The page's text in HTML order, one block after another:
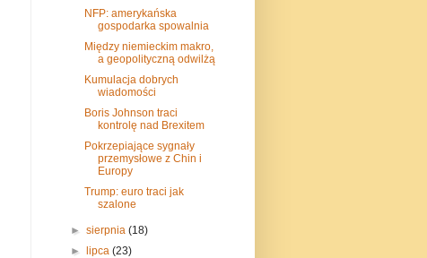
NFP: amerykańska
gospodarka spowalnia
Między niemieckim makro,
a geopolityczną odwilżą
Kumulacja dobrych
wiadomości
Boris Johnson traci
kontrolę nad Brexitem
Pokrzepiające sygnały
przemysłowe z Chin i
Europy
Trump: euro traci jak
szalone
►sierpnia(18)
►lipca(23)